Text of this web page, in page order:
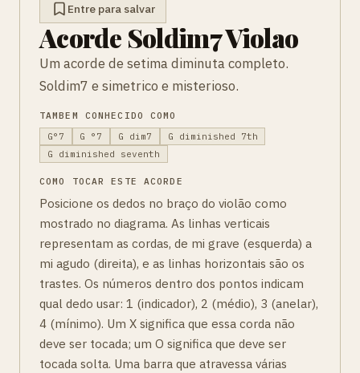
Entre para salvar
Acorde Soldim7 Violao
Um acorde de setima diminuta completo.
Soldim7 e simetrico e misterioso.
TAMBEM CONHECIDO COMO
G°7
G °7 G dim7
G diminished 7th
G diminished seventh
COMO TOCAR ESTE ACORDE
Posicione os dedos no braço do violão como
mostrado no diagrama. As linhas verticais
representam as cordas, de mi grave (esquerda) a
mi agudo (direita), e as linhas horizontais são os
trastes. Os números dentro dos pontos indicam
qual dedo usar: 1 (indicador), 2 (médio), 3 (anelar),
4 (mínimo). Um X significa que essa corda não
deve ser tocada; um O significa que deve ser
tocada solta. Uma barra que atravessa várias